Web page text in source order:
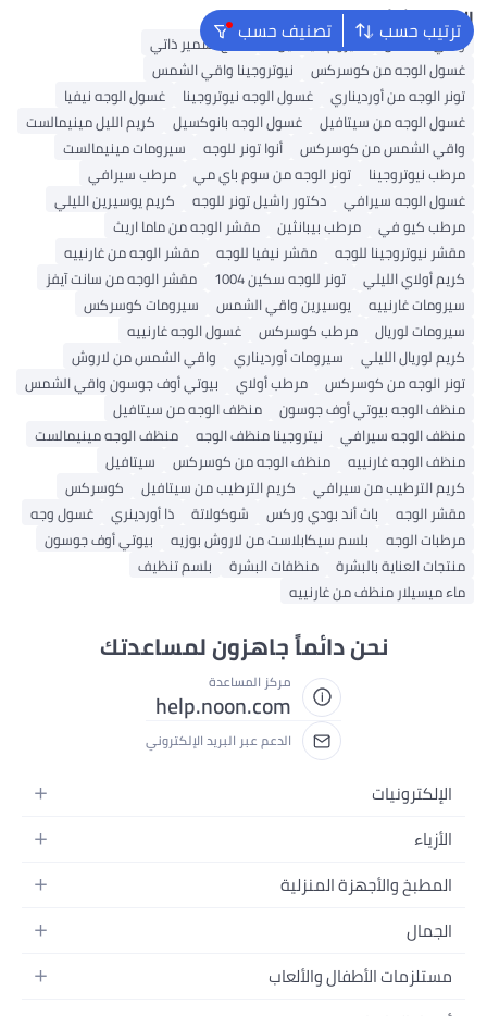
ترتيب حسب تصنيف حسب البحث الشائع
واقي الشمس سيروم فيتامين C
منتج تسمير ذاتي
غسول الوجه من كوسركس
نيوتروجينا واقي الشمس
تونر الوجه من أورديناري
غسول الوجه نيوتروجينا
غسول الوجه نيفيا
غسول الوجه من سيتافيل
غسول الوجه بانوكسيل
كريم الليل مينيمالست
واقي الشمس من كوسركس
أنوا تونر للوجه
سيرومات مينيمالست
مرطب نيوتروجينا
تونر الوجه من سوم باي مي
مرطب سيرافي
غسول الوجه سيرافي
دكتور راشيل تونر للوجه
كريم يوسيرين الليلي
مرطب كيو في
مرطب بيبانثين
مقشر الوجه من ماما اريث
مقشر نيوتروجينا للوجه
مقشر نيفيا للوجه
مقشر الوجه من غارنييه
كريم أولاي الليلي
تونر للوجه سكين 1004
مقشر الوجه من سانت آيفز
سيرومات غارنييه
يوسيرين واقي الشمس
سيرومات كوسركس
سيرومات لوريال
مرطب كوسركس
غسول الوجه غارنييه
كريم لوريال الليلي
سيرومات أورديناري
واقي الشمس من لاروش
تونر الوجه من كوسركس
مرطب أولاي
بيوتي أوف جوسون واقي الشمس
منظف ​​الوجه بيوتي أوف جوسون
منظف ​​الوجه من سيتافيل
منظف ​​الوجه سيرافي
نيتروجينا منظف الوجه
منظف ​​الوجه مينيمالست
منظف ​​الوجه غارنييه
منظف ​​الوجه من كوسركس
سيتافيل
كريم الترطيب من سيرافي
كريم الترطيب من سيتافيل
كوسركس
مقشر الوجه
باث أند بودي وركس شوكولاتة ذا أوردينري
غسول وجه
مرطبات الوجه
بلسم سيكابلاست من لاروش بوزيه
بيوتي أوف جوسون
منتجات العناية بالبشرة
منظفات البشرة
بلسم تنظيف
ماء ميسيلار منظف من غارنييه
نحن دائماً جاهزون لمساعدتك
مركز المساعدة
help.noon.com
الدعم عبر البريد الإلكتروني
الإلكترونيات
الجوالات
اللابتوبات
الأجهزة المنزلية
التلفزيونات
الأزياء
أزياء نسائية
أزياء البنات
أزياء الأولاد
المطبخ والأجهزة المنزلية
الحمام
المطبخ والسفرة
الجمال
العطور
مستلزمات الأطفال والألعاب